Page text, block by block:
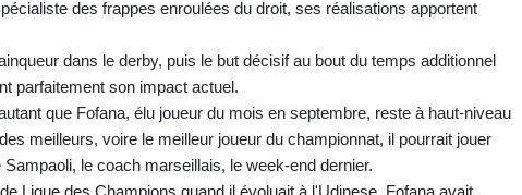
des frappes enroulées du droit, ses réalisations apportent
dans le derby, puis le but décisif au bout du temps additionnel
parfaitement son impact actuel.
que Fofana, élu joueur du mois en septembre, reste à haut-niveau
meilleurs, voire le meilleur joueur du championnat, il pourrait jouer
le coach marseillais, le week-end dernier.